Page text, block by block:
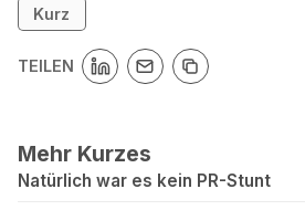
Kurz
TEILEN
Mehr Kurzes
Natürlich war es kein PR-Stunt